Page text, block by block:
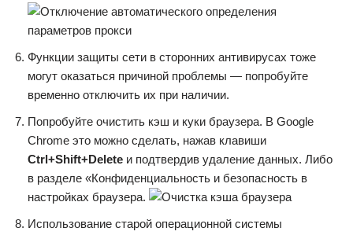
Функции защиты сети в сторонних антивирусах тоже
могут оказаться причиной проблемы — попробуйте
временно отключить их при наличии.
Попробуйте очистить кэш и куки браузера. В Google
Chrome это можно сделать, нажав клавиши
Ctrl+Shift+Delete и подтвердив удаление данных. Либо
в разделе «Конфиденциальность и безопасность в
настройках браузера.
Использование старой операционной системы